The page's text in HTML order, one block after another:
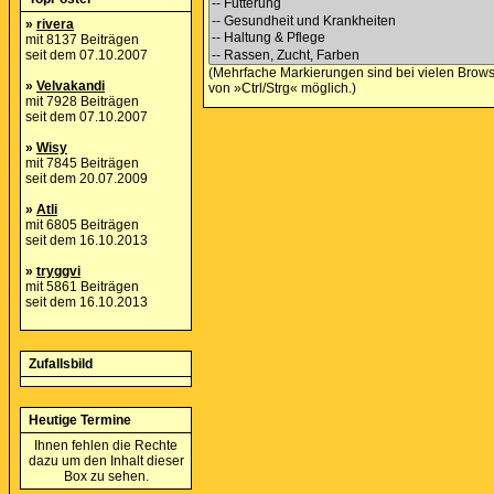
» rivera
mit 8137 Beiträgen
seit dem 07.10.2007
» Velvakandi
mit 7928 Beiträgen
seit dem 07.10.2007
» Wisy
mit 7845 Beiträgen
seit dem 20.07.2009
» Atli
mit 6805 Beiträgen
seit dem 16.10.2013
» tryggvi
mit 5861 Beiträgen
seit dem 16.10.2013
Zufallsbild
Heutige Termine
Ihnen fehlen die Rechte
dazu um den Inhalt dieser
Box zu sehen.
(Mehrfache Markierungen sind bei vielen
von »Ctrl/Strg« möglich.)